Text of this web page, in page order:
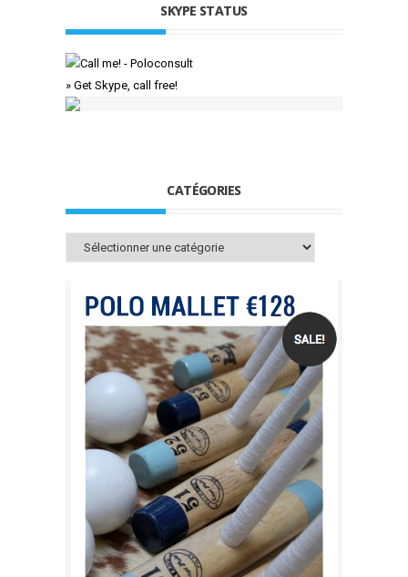
SKYPE STATUS
» Get Skype, call free!
CATÉGORIES
Catégories